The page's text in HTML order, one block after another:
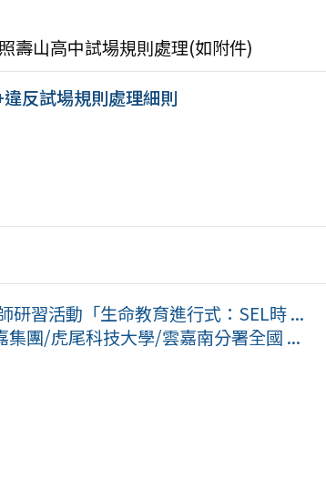
壽山高中試場規則處理(如附件)
反試場規則處理細則
研習活動「生命教育進行式：SEL時 ...
團/虎尾科技大學/雲嘉南分署全國 ...